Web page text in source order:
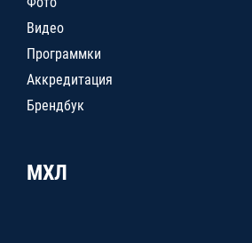
Видео
Программки
Аккредитация
Брендбук
МХЛ